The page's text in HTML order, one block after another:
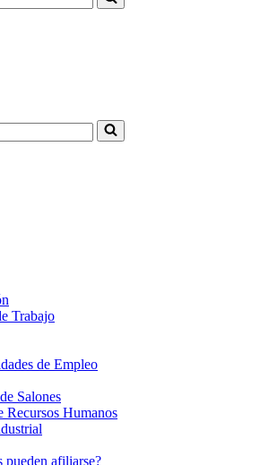
Trabajo
de Empleo
Salones
Recursos Humanos
pueden afiliarse?